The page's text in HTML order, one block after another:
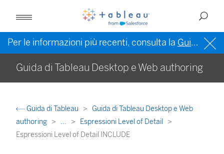
Per le informazioni più recenti, consulta la Guida di Tableau in inglese (Stati Uniti)
Guida di Tableau Desktop e Web authoring
Guida di Tableau
Guida di Tableau Desktop e Web
authoring
...
Espressioni Level of Detail
Espressioni Level of Detail INCLUDE